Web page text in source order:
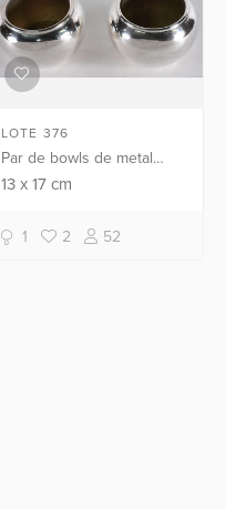
LOTE 376
Par de bowls de metal
prateado.
13 x17 cm
1 2 52